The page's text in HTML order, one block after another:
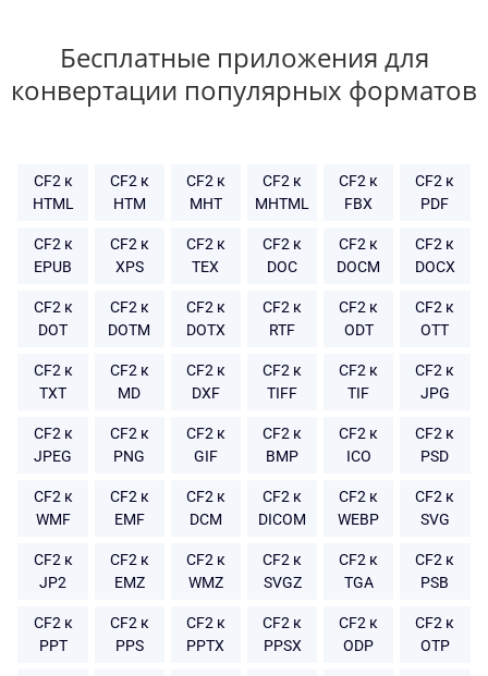
Бесплатные приложения для
конвертации популярных форматов
CF2 к
HTML
CF2 к
HTM
CF2 к
MHT
CF2 к
MHTML
CF2 к
FBX
CF2 к
PDF
CF2 к
EPUB
CF2 к
XPS
CF2 к
TEX
CF2 к
DOC
CF2 к
DOCM
CF2 к
DOCX
CF2 к
DOT
CF2 к
DOTM
CF2 к
DOTX
CF2 к
RTF
CF2 к
ODT
CF2 к
OTT
CF2 к
TXT
CF2 к
MD
CF2 к
DXF
CF2 к
TIFF
CF2 к
TIF
CF2 к
JPG
CF2 к
JPEG
CF2 к
PNG
CF2 к
GIF
CF2 к
BMP
CF2 к
ICO
CF2 к
PSD
CF2 к
WMF
CF2 к
EMF
CF2 к
DCM
CF2 к
DICOM
CF2 к
WEBP
CF2 к
SVG
CF2 к
JP2
CF2 к
EMZ
CF2 к
WMZ
CF2 к
SVGZ
CF2 к
TGA
CF2 к
PSB
CF2 к
PPT
CF2 к
PPS
CF2 к
PPTX
CF2 к
PPSX
CF2 к
ODP
CF2 к
OTP